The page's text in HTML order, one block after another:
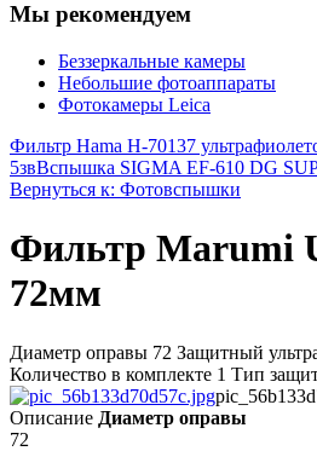
Мы рекомендуем
Беззеркальные камеры
Небольшие фотоаппараты
Фотокамеры Leica
Фильтр Hama H-70137
5звВспышка SIGMA EF-610 DG
Вернуться к: Фотовспышки
Фильтр Marumi
72мм
Диаметр оправы 72 Защитный
Количество в комплекте 1 Тип
Описание Диаметр оправы
72